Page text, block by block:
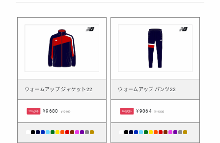
ウォームアップ ジャケット22
20%OFF ¥9680 ¥12100
ウォームアップ パンツ22
20%OFF ¥9064 ¥11330